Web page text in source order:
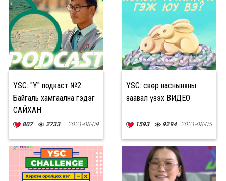
YSC: "Y" подкаст №2:
Байгаль хамгаална гэдэг
САЙХАН
807 2733 2021-08-09
YSC: Өсвөр наснынхны
заавал үзэх ВИДЕО
1593 9294 2021-08-05